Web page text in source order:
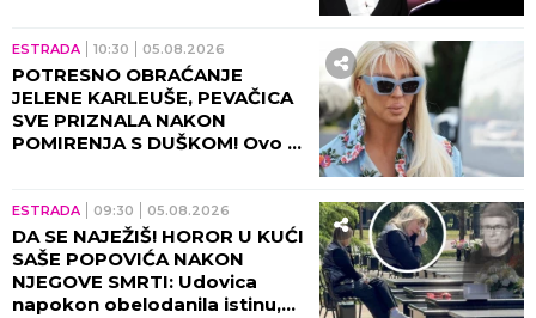
ESTRADA 10:30 05.08.2026
POTRESNO OBRAĆANJE
JELENE KARLEUŠE, PEVAČICA
SVE PRIZNALA NAKON
POMIRENJA S DUŠKOM! Ovo ni
ESTRADA 09:30 05.08.2026
DA SE NAJEŽIŠ! HOROR U KUĆI
SAŠE POPOVIĆA NAKON
NJEGOVE SMRTI: Udovica
napokon obelodanila istinu,